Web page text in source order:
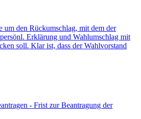
um den Rückumschlag, mit dem der
Erklärung und Wahlumschlag mit
soll. Klar ist, dass der Wahlvorstand
- Frist zur Beantragung der